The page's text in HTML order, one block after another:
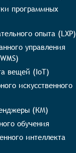
программных
опыта (LXP)
управления
вещей (IoT)
искусственного
(КМ)
обучения
интеллекта